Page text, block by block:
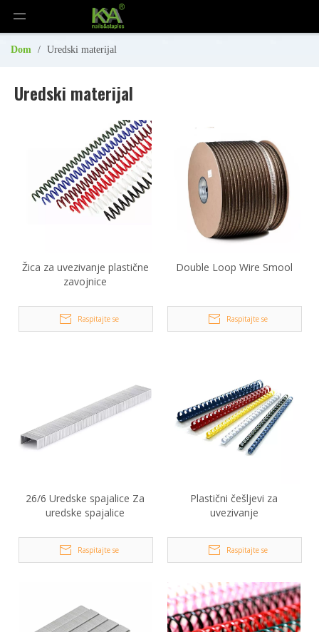
Dom / Uredski materijal
Uredski materijal
Žica za uvezivanje plastične
zavojnice
Raspitajte se
Double Loop Wire Smool
Raspitajte se
26/6 Uredske spajalice Za
uredske spajalice
Raspitajte se
Plastični češljevi za
uvezivanje
Raspitajte se